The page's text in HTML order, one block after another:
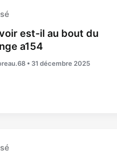
est-il au bout du
a154
• 31 décembre 2025